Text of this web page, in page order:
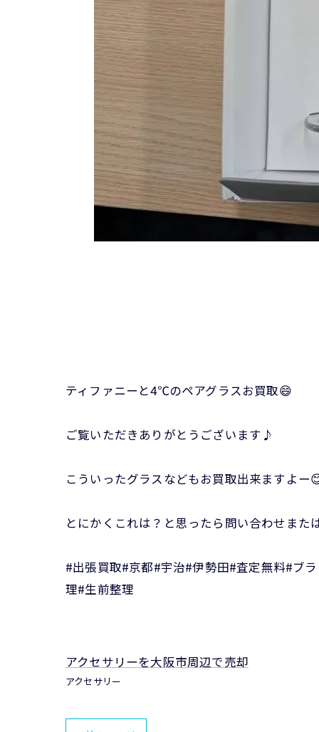
ティファニーと4℃のペアグラスお買取😄
ご覧いただきありがとうございます♪
こういったグラスなどもお買取出来ますよー
とにかくこれは？と思ったら問い合わせま
#出張買取#京都#宇治#伊勢田#査定無料#ブ
理#生前整理
アクセサリーを大阪市周辺で売却
アクセサリー